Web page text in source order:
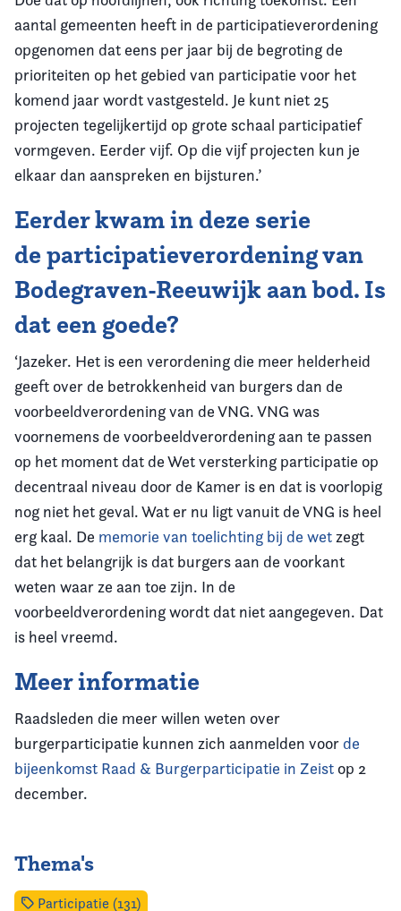
aantal gemeenten heeft in de participatieverordening
opgenomen dat eens per jaar bij de begroting de
prioriteiten op het gebied van participatie voor het
komend jaar wordt vastgesteld. Je kunt niet 25
projecten tegelijkertijd op grote schaal participatief
vormgeven. Eerder vijf. Op die vijf projecten kun je
elkaar dan aanspreken en bijsturen.’
Eerder kwam in deze serie
de participatieverordening van
Bodegraven-Reeuwijk aan bod. Is
dat een goede?
‘Jazeker. Het is een verordening die meer helderheid
geeft over de betrokkenheid van burgers dan de
voorbeeldverordening van de VNG. VNG was
voornemens de voorbeeldverordening aan te passen
op het moment dat de Wet versterking participatie op
decentraal niveau door de Kamer is en dat is voorlopig
nog niet het geval. Wat er nu ligt vanuit de VNG is heel
erg kaal. De memorie van toelichting bij de wetzegt
dat het belangrijk is dat burgers aan de voorkant
weten waar ze aan toe zijn. In de
voorbeeldverordening wordt dat niet aangegeven. Dat
is heel vreemd.
Meer informatie
Raadsleden die meer willen weten over
burgerparticipatie kunnen zich aanmelden voor de
bijeenkomst Raad & Burgerparticipatie in Zeist op 2
december.
Thema's
Participatie (131)